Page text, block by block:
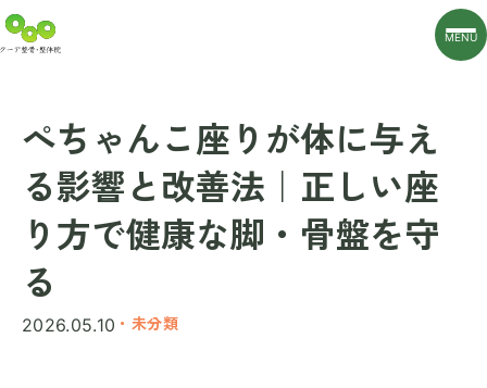
MENU
ぺちゃんこ座りが体に与え
る影響と改善法｜正しい座
り方で健康な脚・骨盤を守
る
2026.05.10 ・未分類